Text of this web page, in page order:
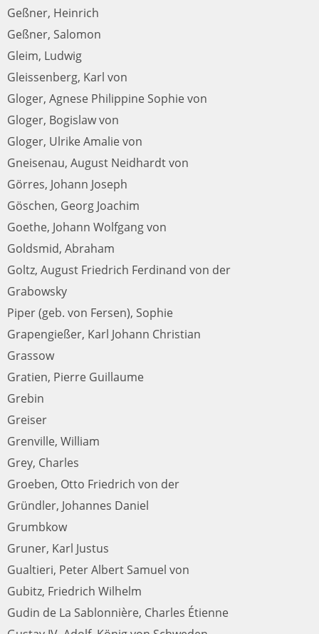
Geßner, Heinrich
Geßner, Salomon
Gleim, Ludwig
Gleissenberg, Karl von
Gloger, Agnese Philippine Sophie von
Gloger, Bogislaw von
Gloger, Ulrike Amalie von
Gneisenau, August Neidhardt von
Görres, Johann Joseph
Göschen, Georg Joachim
Goethe, Johann Wolfgang von
Goldsmid, Abraham
Goltz, August Friedrich Ferdinand von der
Grabowsky
Piper (geb. von Fersen), Sophie
Grapengießer, Karl Johann Christian
Grassow
Gratien, Pierre Guillaume
Grebin
Greiser
Grenville, William
Grey, Charles
Groeben, Otto Friedrich von der
Gründler, Johannes Daniel
Grumbkow
Gruner, Karl Justus
Gualtieri, Peter Albert Samuel von
Gubitz, Friedrich Wilhelm
Gudin de La Sablonnière, Charles Étienne